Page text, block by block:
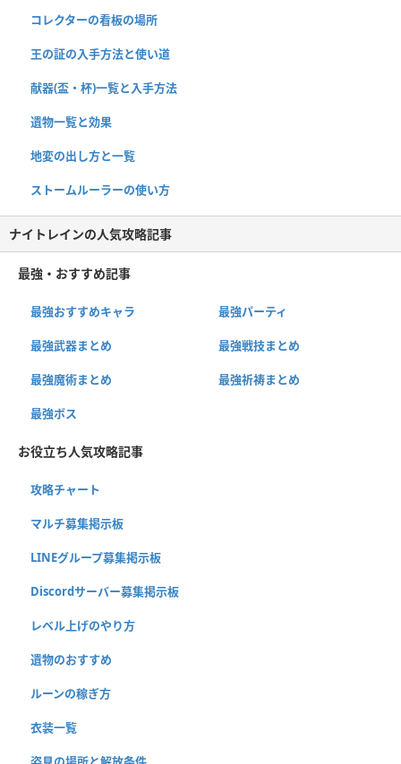
コレクターの看板の場所
王の証の入手方法と使い道
献器(盃・杯)一覧と入手方法
遺物一覧と効果
地変の出し方と一覧
ストームルーラーの使い方
ナイトレインの人気攻略記事
最強・おすすめ記事
最強おすすめキャラ 最強パーティ
最強武器まとめ 最強戦技まとめ
最強魔術まとめ 最強祈祷まとめ
最強ボス
お役立ち人気攻略記事
攻略チャート
マルチ募集掲示板
LINEグループ募集掲示板
Discordサーバー募集掲示板
レベル上げのやり方
遺物のおすすめ
ルーンの稼ぎ方
衣装一覧